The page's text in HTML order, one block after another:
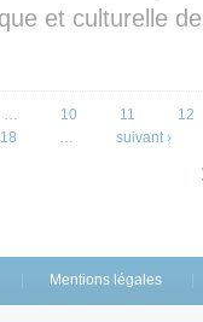
et culturelle
… 10 11
12
18
… suivant ›
Mentions légales